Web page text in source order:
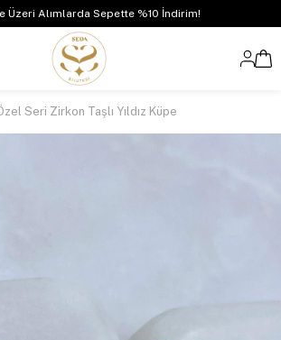
Üzeri Alımlarda Sepette %10 İndirim!
Seri Zirkon Taşlı Yıldız Küpe